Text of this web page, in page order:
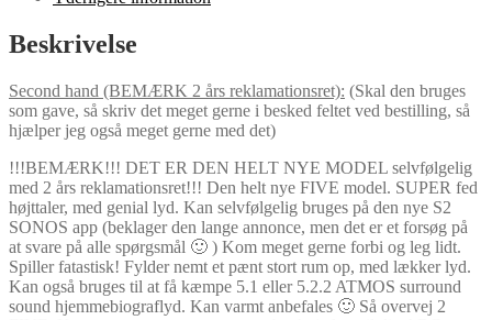
Beskrivelse
Second hand (BEMÆRK 2 års reklamationsret): (Skal den bruges
som gave, så skriv det meget gerne i besked feltet ved bestilling, så
hjælper jeg også meget gerne med det)
!!!BEMÆRK!!! DET ER DEN HELT NYE MODEL selvfølgelig
med 2 års reklamationsret!!! Den helt nye FIVE model. SUPER fed
højttaler, med genial lyd. Kan selvfølgelig bruges på den nye S2
SONOS app (beklager den lange annonce, men det er et forsøg på
at svare på alle spørgsmål 🙂 ) Kom meget gerne forbi og leg lidt.
Spiller fatastisk! Fylder nemt et pænt stort rum op, med lækker lyd.
Kan også bruges til at få kæmpe 5.1 eller 5.2.2 ATMOS surround
sound hjemmebiograflyd. Kan varmt anbefales 🙂 Så overvej 2